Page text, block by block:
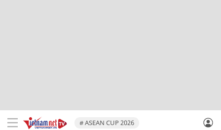
# ASEAN CUP 2026